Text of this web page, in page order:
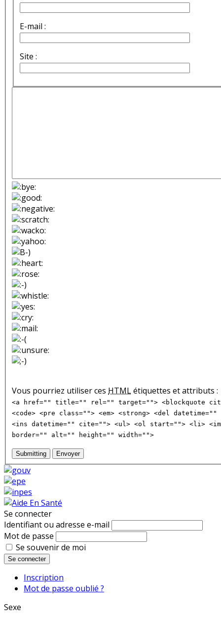
E-mail :
Site :
Vous pourriez utiliser ces HTMLétiquettes et attributs :
<a href="" title="" rel="" target=""> <blockquote
<code> <pre class=""> <em> <strong> <del
<ins datetime="" cite=""> <ul> <ol start=""> <li>
border="" alt="" height="" width="">
Submitting Envoyer
Se connecter
Identifiant ou adresse e-mail
Mot de passe
Se souvenir de moi
Se connecter
Inscription
Mot de passe oublié ?
Sexe